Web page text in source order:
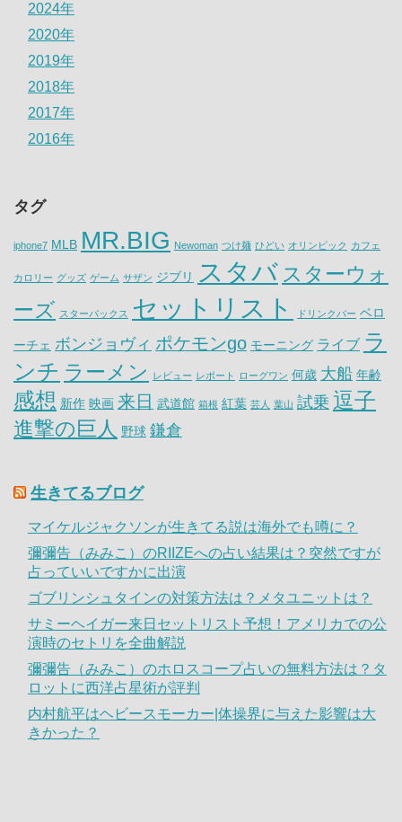
2024年
2020年
2019年
2018年
2017年
2016年
タグ
iphone7 MLB MR.BIG Newoman つけ麺 ひどい オリンピック カフェ
カロリー グッズ ゲーム サザン ジブリ スタバ スターウォ
ーズ スターバックス セットリスト ドリンクバー ベロ
ーチェ ボンジョヴィ ポケモンgo モーニング ライブ ラ
ンチ ラーメン レビュー レポート ローグワン 何歳 大船 年齢
感想 新作 映画 来日 武道館 箱根 紅葉 芸人 葉山 試乗 逗子
進撃の巨人 野球 鎌倉
生きてるブログ
マイケルジャクソンが生きてる説は海外でも噂に？
彌彌告（みみこ）のRIIZEへの占い結果は？突然ですが
占っていいですかに出演
ゴブリンシュタインの対策方法は？メタユニットは？
サミーヘイガー来日セットリスト予想！アメリカでの公
演時のセトリを全曲解説
彌彌告（みみこ）のホロスコープ占いの無料方法は？タ
ロットに西洋占星術が評判
内村航平はヘビースモーカー|体操界に与えた影響は大
きかった？